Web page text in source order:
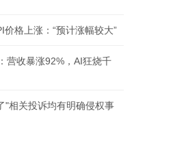
价格上涨：“预计涨幅较大”
营收暴涨92%，AI狂烧千
"相关投诉均有明确侵权事